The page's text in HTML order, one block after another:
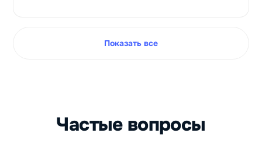
цифровых
Показать все
Частые вопросы